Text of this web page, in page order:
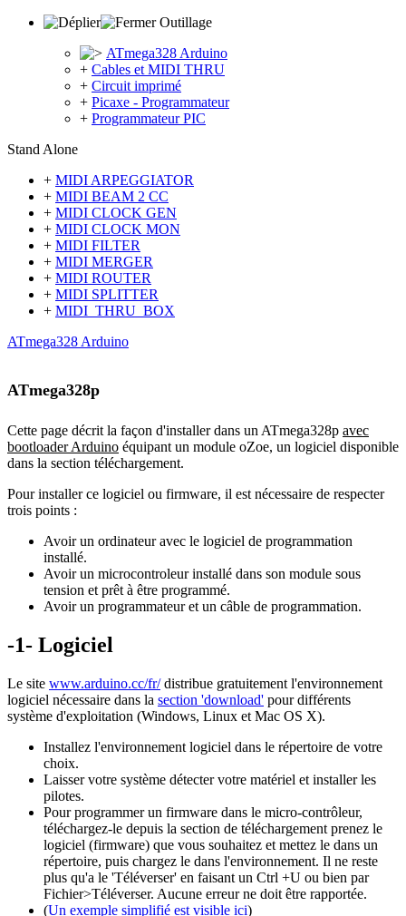
Outillage
ATmega328 Arduino
+ Cables et MIDI THRU
+ Circuit imprimé
+ Picaxe - Programmateur
+ Programmateur PIC
Stand Alone
+ MIDI ARPEGGIATOR
+ MIDI BEAM 2 CC
+ MIDI CLOCK GEN
+ MIDI CLOCK MON
+ MIDI FILTER
+ MIDI MERGER
+ MIDI ROUTER
+ MIDI SPLITTER
+ MIDI_THRU_BOX
ATmega328 Arduino
ATmega328p
Cette page décrit la façon d'installer dans un ATmega328p avec
bootloader Arduino équipant un module oZoe, un logiciel disponible
dans la section téléchargement.
Pour installer ce logiciel ou firmware, il est nécessaire de respecter
trois points :
Avoir un ordinateur avec le logiciel de programmation
installé.
Avoir un microcontroleur installé dans son module sous
tension et prêt à être programmé.
Avoir un programmateur et un câble de programmation.
-1- Logiciel
Le site www.arduino.cc/fr/ distribue gratuitement l'environnement
logiciel nécessaire dans la section 'download' pour différents
système d'exploitation (Windows, Linux et Mac OS X).
Installez l'environnement logiciel dans le répertoire de votre
choix.
Laisser votre système détecter votre matériel et installer les
pilotes.
Pour programmer un firmware dans le micro-contrôleur,
téléchargez-le depuis la section de téléchargement prenez le
logiciel (firmware) que vous souhaitez et mettez le dans un
répertoire, puis chargez le dans l'environnement. Il ne reste
plus qu'a le 'Téléverser' en faisant un Ctrl +U ou bien par
Fichier>Téléverser. Aucune erreur ne doit être rapportée.
(Un exemple simplifié est visible ici)